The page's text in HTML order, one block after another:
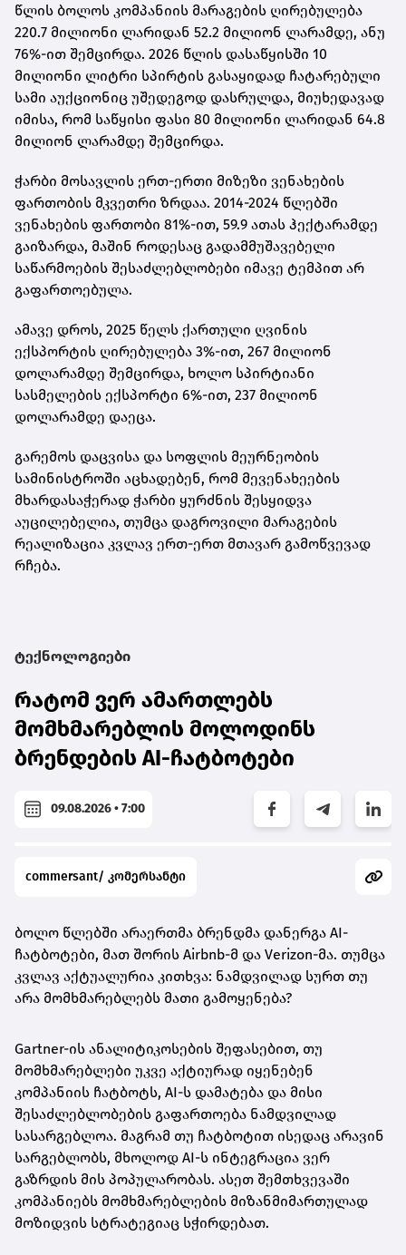
წლის ბოლოს კომპანიის მარაგების ღირებულება
220.7 მილიონი ლარიდან 52.2 მილიონ ლარამდე, ანუ
76%-ით შემცირდა. 2026 წლის დასაწყისში 10
მილიონი ლიტრი სპირტის გასაყიდად ჩატარებული
სამი აუქციონიც უშედეგოდ დასრულდა, მიუხედავად
იმისა, რომ საწყისი ფასი 80 მილიონი ლარიდან 64.8
მილიონ ლარამდე შემცირდა.
ჭარბი მოსავლის ერთ-ერთი მიზეზი ვენახების
ფართობის მკვეთრი ზრდაა. 2014-2024 წლებში
ვენახების ფართობი 81%-ით, 59.9 ათას ჰექტარამდე
გაიზარდა, მაშინ როდესაც გადამმუშავებელი
საწარმოების შესაძლებლობები იმავე ტემპით არ
გაფართოებულა.
ამავე დროს, 2025 წელს ქართული ღვინის
ექსპორტის ღირებულება 3%-ით, 267 მილიონ
დოლარამდე შემცირდა, ხოლო სპირტიანი
სასმელების ექსპორტი 6%-ით, 237 მილიონ
დოლარამდე დაეცა.
გარემოს დაცვისა და სოფლის მეურნეობის
სამინისტროში აცხადებენ, რომ მევენახეების
მხარდასაჭერად ჭარბი ყურძნის შესყიდვა
აუცილებელია, თუმცა დაგროვილი მარაგების
რეალიზაცია კვლავ ერთ-ერთ მთავარ გამოწვევად
რჩება.
ტექნოლოგიები
რატომ ვერ ამართლებს
მომხმარებლის მოლოდინს
ბრენდების AI-ჩატბოტები
09.08.2026 • 7:00
commersant/ კომერსანტი
ბოლო წლებში არაერთმა ბრენდმა დანერგა AI-
ჩატბოტები, მათ შორის Airbnb-მ და Verizon-მა. თუმცა
კვლავ აქტუალურია კითხვა: ნამდვილად სურთ თუ
არა მომხმარებლებს მათი გამოყენება?
Gartner-ის ანალიტიკოსების შეფასებით, თუ
მომხმარებლები უკვე აქტიურად იყენებენ
კომპანიის ჩატბოტს, AI-ს დამატება და მისი
შესაძლებლობების გაფართოება ნამდვილად
სასარგებლოა. მაგრამ თუ ჩატბოტით ისედაც არავინ
სარგებლობს, მხოლოდ AI-ს ინტეგრაცია ვერ
გაზრდის მის პოპულარობას. ასეთ შემთხვევაში
კომპანიებს მომხმარებლების მიზანმიმართულად
მოზიდვის სტრატეგიაც სჭირდებათ.